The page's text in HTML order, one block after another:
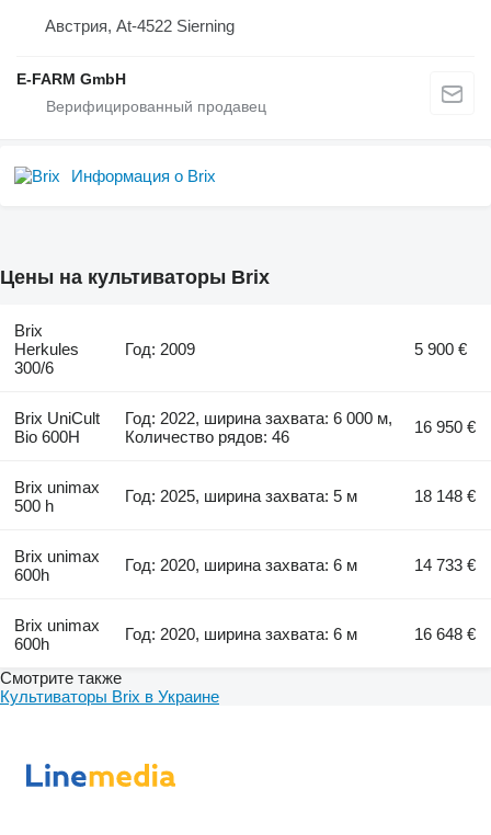
Австрия, At-4522 Sierning
E-FARM GmbH
Информация о Brix
Цены на культиваторы Brix
Brix
Herkules
300/6
Год: 2009 5 900 €
Brix UniCult
Bio 600H
Год: 2022, ширина захвата: 6 000 м,
Количество рядов: 46
16 950 €
Brix unimax
500 h
Год: 2025, ширина захвата: 5 м 18 148 €
Brix unimax
600h
Год: 2020, ширина захвата: 6 м 14 733 €
Brix unimax
600h
Год: 2020, ширина захвата: 6 м 16 648 €
Смотрите также
Культиваторы Brix в Украине